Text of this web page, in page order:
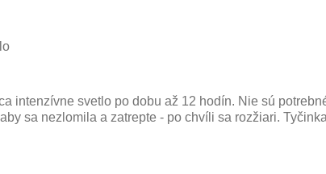
intenzívne svetlo po dobu až 12 hodín. Nie sú
sa nezlomila a zatrepte - po chvíli sa rozžiari.